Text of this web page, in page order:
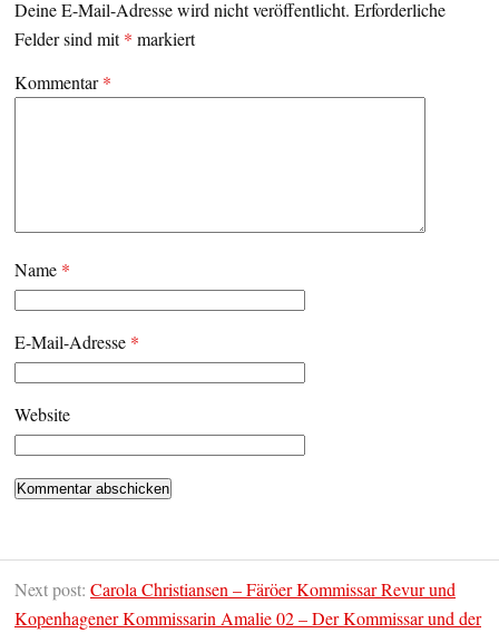
Deine E-Mail-Adresse wird nicht veröffentlicht. Erforderliche
Felder sind mit* markiert
Kommentar*
Name *
E-Mail-Adresse *
Website
Next post: Carola Christiansen – Färöer Kommissar Revur und
Kopenhagener Kommissarin Amalie 02 – Der Kommissar und der